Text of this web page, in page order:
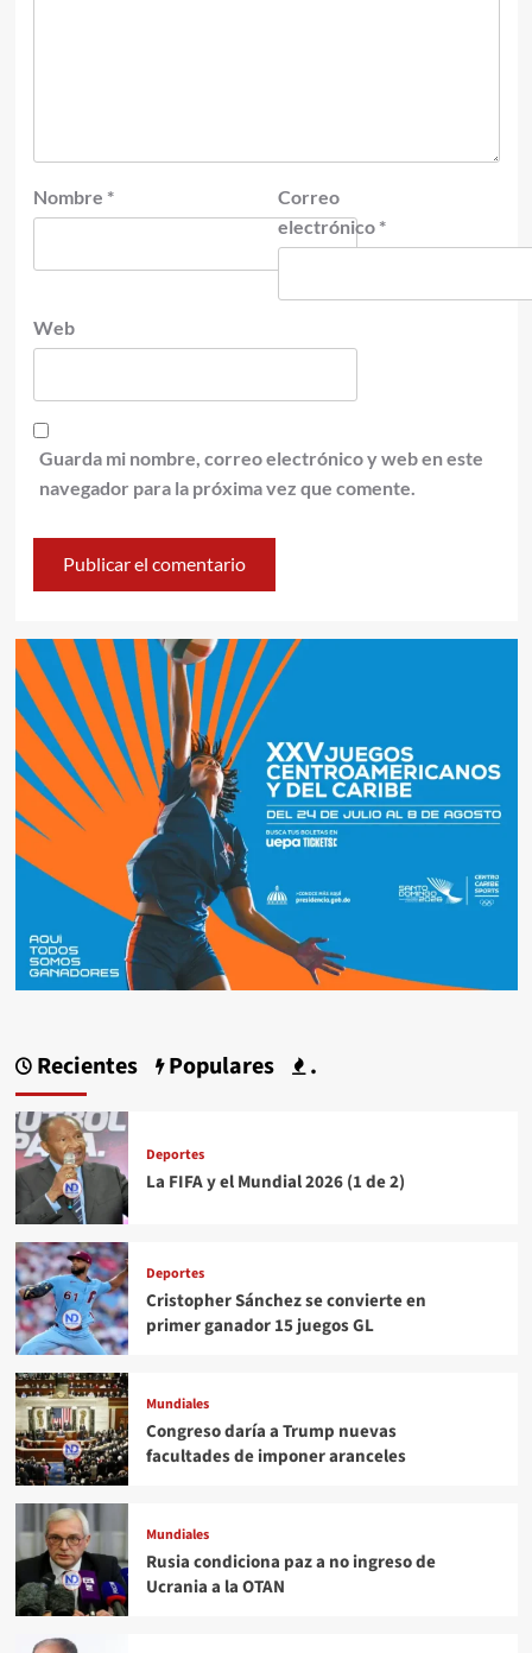
Nombre *
Correo
electrónico *
Web
Guarda mi nombre, correo electrónico y web en este
navegador para la próxima vez que comente.
Recientes Populares .
Deportes
La FIFA y el Mundial 2026 (1 de 2)
Deportes
Cristopher Sánchez se convierte en
primer ganador 15 juegos GL
Mundiales
Congreso daría a Trump nuevas
facultades de imponer aranceles
Mundiales
Rusia condiciona paz a no ingreso de
Ucrania a la OTAN